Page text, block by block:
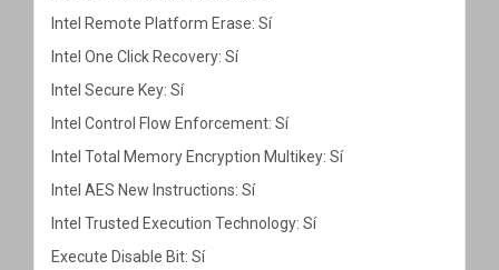
Intel Remote Platform Erase: Sí
Intel One Click Recovery: Sí
Intel Secure Key: Sí
Intel Control Flow Enforcement: Sí
Intel Total Memory Encryption Multikey: Sí
Intel AES New Instructions: Sí
Intel Trusted Execution Technology: Sí
Execute Disable Bit: Sí